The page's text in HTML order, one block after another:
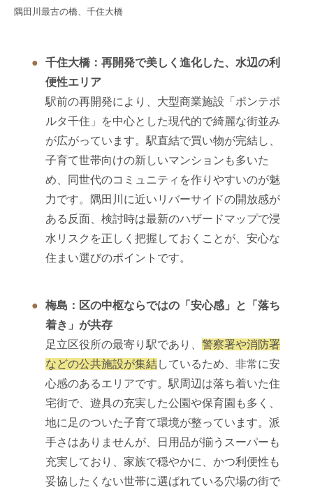
隅田川最古の橋、千住大橋
千住大橋：再開発で美しく進化した、水辺の利
便性エリア
駅前の再開発により、大型商業施設「ポンテポ
ルタ千住」を中心とした現代的で綺麗な街並み
が広がっています。駅直結で買い物が完結し、
子育て世帯向けの新しいマンションも多いた
め、同世代のコミュニティを作りやすいのが魅
力です。隅田川に近いリバーサイドの開放感が
ある反面、検討時は最新のハザードマップで浸
水リスクを正しく把握しておくことが、安心な
住まい選びのポイントです。
梅島：区の中枢ならではの「安心感」と「落ち
着き」が共存
足立区役所の最寄り駅であり、 警察署や消防署
などの公共施設が集結しているため、非常に安
心感のあるエリアです。駅周辺は落ち着いた住
宅街で、遊具の充実した公園や保育園も多く、
地に足のついた子育て環境が整っています。派
手さはありませんが、日用品が揃うスーパーも
充実しており、家族で穏やかに、かつ利便性も
妥協したくない世帯に選ばれている穴場の街で